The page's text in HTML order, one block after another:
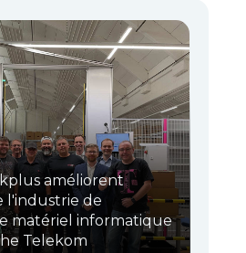
améliorent
l'industrie de
matériel informatique
Telekom